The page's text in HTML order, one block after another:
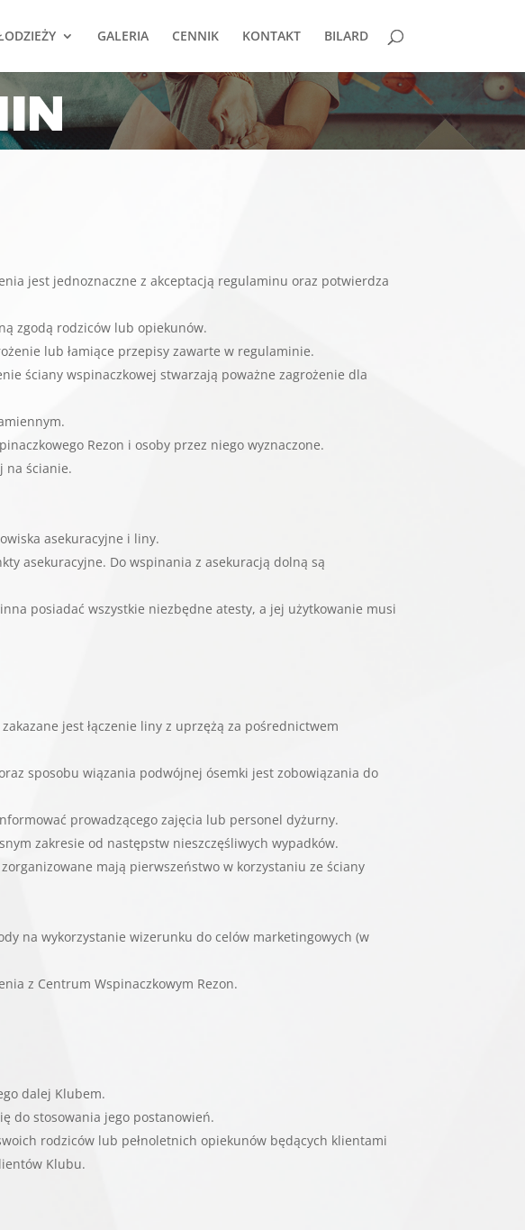
GALERIA CENNIK KONTAKT BILARD
jest jednoznaczne z akceptacją regulaminu oraz potwierdza
zgodą rodziców lub opiekunów.
lub łamiące przepisy zawarte w regulaminie.
ściany wspinaczkowej stwarzają poważne zagrożenie dla
Rezon i osoby przez niego wyznaczone.
na ścianie.
asekuracyjne i liny.
asekuracyjne. Do wspinania z asekuracją dolną są
posiadać wszystkie niezbędne atesty, a jej użytkowanie musi
jest łączenie liny z uprzężą za pośrednictwem
sposobu wiązania podwójnej ósemki jest zobowiązania do
prowadzącego zajęcia lub personel dyżurny.
zakresie od następstw nieszczęśliwych wypadków.
mają pierwszeństwo w korzystaniu ze ściany
na wykorzystanie wizerunku do celów marketingowych (w
z Centrum Wspinaczkowym Rezon.
dalej Klubem.
do stosowania jego postanowień.
rodziców lub pełnoletnich opiekunów będących klientami
Klubu.